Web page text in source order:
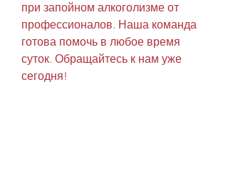
при запойном алкоголизме от
профессионалов. Наша команда
готова помочь в любое время
суток. Обращайтесь к нам уже
сегодня!